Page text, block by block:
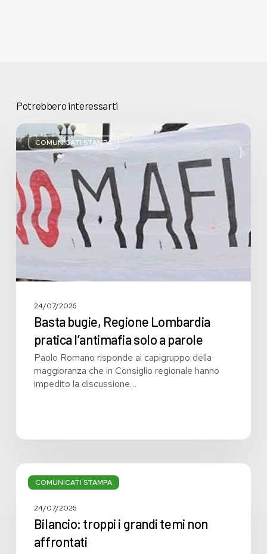
Potrebbero interessarti
COMUNICATI STAMPA
Basta
bugie,
Regione
Lombardia
pratica
l’antimafia
solo
a
parole
24/07/2026
Basta bugie, Regione Lombardia
pratica l’antimafia solo a parole
Paolo Romano risponde ai capigruppo della
maggioranza che in Consiglio regionale hanno
impedito la discussione…
COMUNICATI STAMPA
Bilancio:
troppi
grandi
affrontati
24/07/2026
Bilancio: troppi i grandi temi non
affrontati